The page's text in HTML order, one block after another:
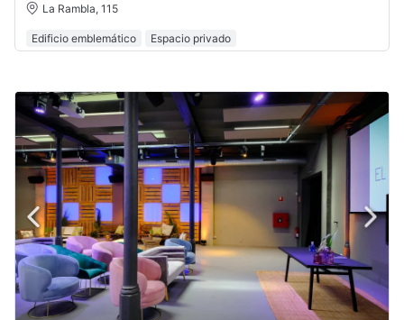
La Rambla, 115
Edificio emblemático Espacio privado